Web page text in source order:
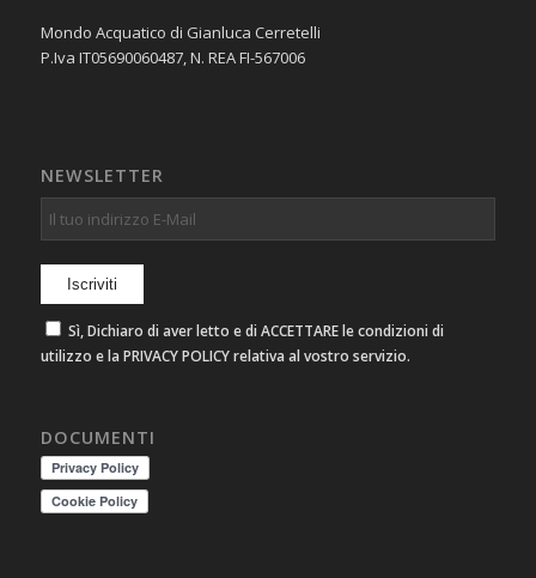
Mondo Acquatico di Gianluca Cerretelli
P.Iva IT05690060487, N. REA FI-567006
NEWSLETTER
Sì, Dichiaro di aver letto e di ACCETTARE le condizioni di
utilizzo e la PRIVACY POLICY relativa al vostro servizio.
DOCUMENTI